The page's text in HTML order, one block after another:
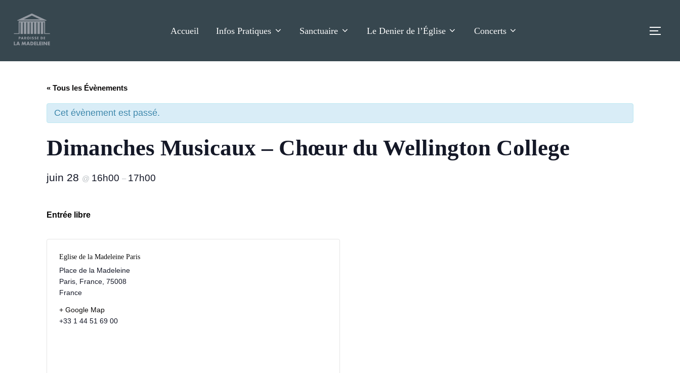
contenu
Accueil Infos Pratiques Sanctuaire Le Denier de l’Église Concerts
« Tous les Évènements
Cet évènement est passé.
Dimanches Musicaux – Chœur du Wellington College
juin 28 @ 16h00 – 17h00
Entrée libre
Eglise de la Madeleine Paris
Place de la Madeleine
Paris, France 75008
France
+ Google Map
+33 1 44 51 69 00